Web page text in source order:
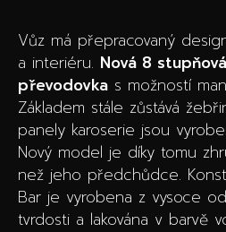
Vůz má přepracovaný
a interiéru. Nová 8
převodovka s možností
Základem stále zůstává
panely karoserie jsou
Nový model je díky tomu
než jeho předchůdce.
Bar je vyrobena z vysoce
tvrdosti a lakována v barvě